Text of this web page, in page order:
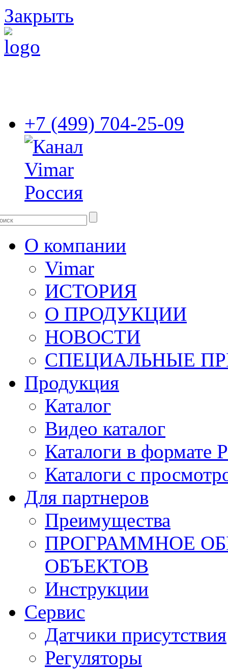
Закрыть
+7 (499) 704-25-09
О компании
Vimar
ИСТОРИЯ
О ПРОДУКЦИИ
НОВОСТИ
СПЕЦИАЛЬНЫЕ
Продукция
Каталог
Видео каталог
Каталоги в формате
Каталоги с
Для партнеров
Преимущества
ПРОГРАММНОЕ
ОБЪЕКТОВ
Инструкции
Сервис
Датчики присутствия
Регуляторы